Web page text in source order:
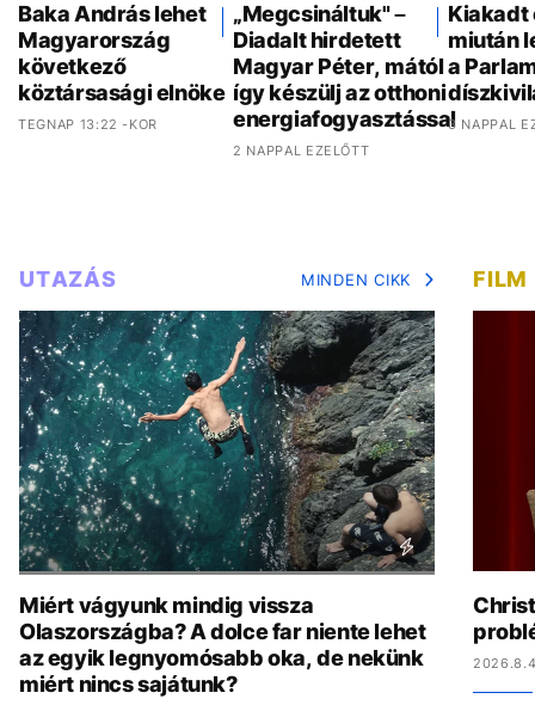
Baka András lehet
Magyarország
következő
köztársasági elnöke
TEGNAP 13:22 -KOR
„Megcsináltuk" –
Diadalt hirdetett
Magyar Péter, mától
így készülj az otthoni
energiafogyasztással
2 NAPPAL EZELŐTT
Kiakadt
miután
a
3 NAPPAL
UTAZÁS MINDEN CIKK
Miért vágyunk mindig vissza
Olaszországba? A dolce far niente lehet
az egyik legnyomósabb oka, de nekünk
miért nincs sajátunk?
FILM